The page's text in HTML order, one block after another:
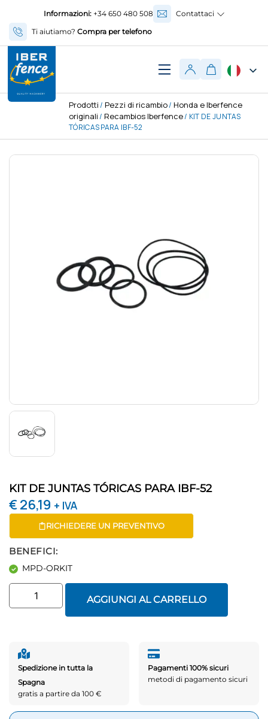
Informazioni:+34 650 480 508
Contattaci
Ti aiutiamo? Compra per telefono
Prodotti/ Pezzi di ricambio/ Honda e Iberfence
originali/ Recambios Iberfence/ KIT DE JUNTAS
TÓRICAS PARA IBF-52
KIT DE JUNTAS TÓRICAS PARA IBF-52
€26,19 + IVA
RICHIEDERE UN PREVENTIVO
BENEFICI:
MPD-ORKIT
AGGIUNGI AL CARRELLO
Spedizione in tutta la
Spagna
gratis a partire da 100 €
Pagamenti 100% sicuri
metodi di pagamento sicuri